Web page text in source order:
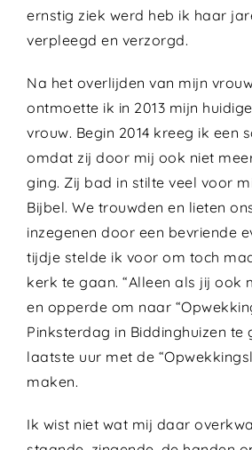
ernstig ziek werd heb ik haar
verpleegd en verzorgd.
Na het overlijden van mijn
ontmoette ik in 2013 mijn
vrouw. Begin 2014 kreeg ik een
omdat zij door mij ook niet
ging. Zij bad in stilte veel voor
Bijbel. We trouwden en lieten
inzegenen door een bevriende
tijdje stelde ik voor om toch
kerk te gaan. “Alleen als jij ook
en opperde om naar
Pinksterdag in Biddinghuizen te
laatste uur met de
maken.
Ik wist niet wat mij daar